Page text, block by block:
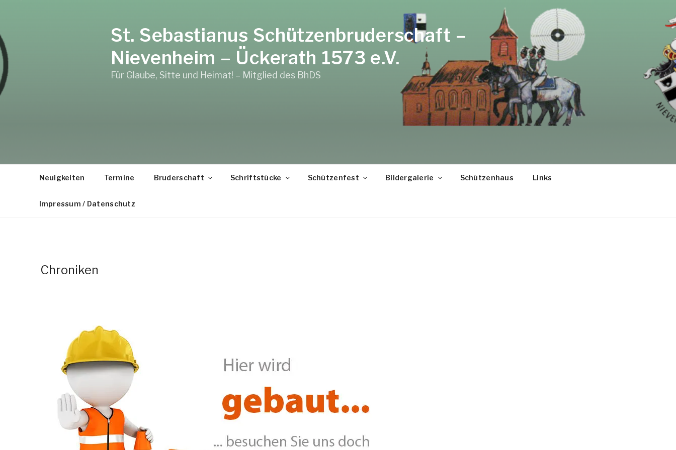
St. Sebastianus Schützenbruderschaft –
Nievenheim – Ückerath 1573 e.V.
Für Glaube, Sitte und Heimat! – Mitglied des BhDS
Neuigkeiten Termine Bruderschaft Schriftstücke Schützenfest Bildergalerie Schützenhaus Links
Impressum / Datenschutz
Chroniken